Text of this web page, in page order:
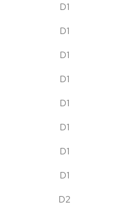
D1
D1
D1
D1
D1
D1
D1
D1
D2